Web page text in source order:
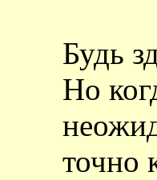
Будь
Но
точно